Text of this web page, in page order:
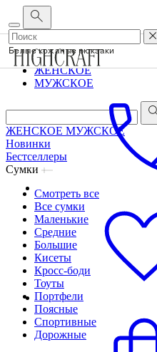
Корпоративным клиентам • О
ЖЕНСКОЕ
МУЖСКОЕ
ЖЕНСКОЕ МУЖСКОЕ
Новинки
Бестселлеры
Сумки
Смотреть все
Все сумки
Маленькие
Средние
Большие
Кисеты
Кросс-боди
Тоуты
Портфели
Поясные
Спортивные
Дорожные
Белые кожаные рюкзаки